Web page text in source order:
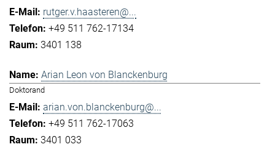
rutger.v.haasteren@...
+49 511 762-17134
3401 138
Arian Leon von Blanckenburg
Doktorand
arian.von.blanckenburg@...
+49 511 762-17063
3401 033